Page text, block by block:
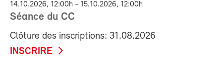
14.10.2026, 12:00h - 15.10.2026, 12:00h
Séance du CC
Clôture des inscriptions: 31.08.2026
INSCRIRE